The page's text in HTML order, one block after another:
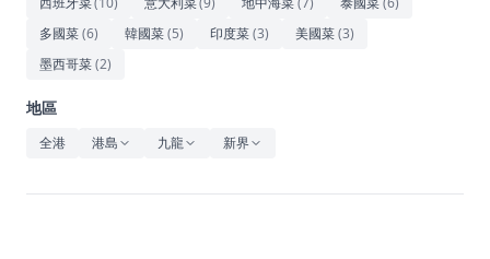
藝術文化
休閒
音樂
多國菜(6) 韓國菜(5) 印度菜(3) 美國菜(3)
墨西哥菜(2)
地區
全港 港島 九龍 新界